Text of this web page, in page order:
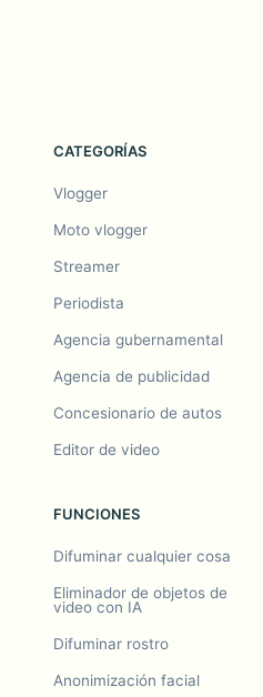
CATEGORÍAS
Vlogger
Moto vlogger
Streamer
Periodista
Agencia gubernamental
Agencia de publicidad
Concesionario de autos
Editor de video
FUNCIONES
Difuminar cualquier cosa
Eliminador de objetos de
video con IA
Difuminar rostro
Anonimización facial